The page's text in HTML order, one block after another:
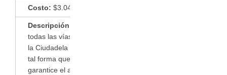
Costo: $3.047.594.005
Descripción:
todas las vías internas de
la Ciudadela La Linda de
tal forma que se
garantice el acceso